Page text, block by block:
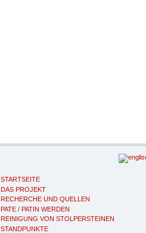
STARTSEITE
DAS PROJEKT
RECHERCHE UND QUELLEN
PATE / PATIN WERDEN
REINIGUNG VON STOLPERSTEINEN
STANDPUNKTE